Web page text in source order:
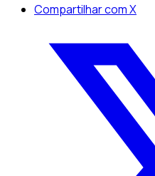
Compartilhar com X